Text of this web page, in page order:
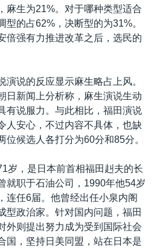
麻生为21%。对于哪种类型适合
的占62%，决断型的为31%。
倍强有力推进改革之后，选民的
说的反应显示麻生略占上风。
日新闻上分析称，麻生演说生动
有说服力。与此相比，福田演说
人安心，不过内容不具体，也缺
位候选人各打分为60分和85分。
岁，是日本前首相福田赳夫的长
就职于石油公司，1990年他54岁
连任6届。他曾经出任小泉内阁
型政治家。针对国内问题，福田
外则提出努力成为受到国际社会
国，坚持日美同盟，站在日本是